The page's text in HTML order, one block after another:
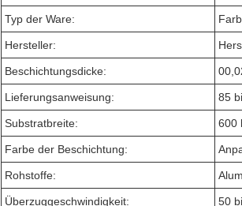
Typ der Ware:
Hersteller:
Beschichtungsdicke:
Lieferungsanweisung: 85
Substratbreite: 600
Farbe der Beschichtung:
Rohstoffe:
Überzuggeschwindigkeit: 50